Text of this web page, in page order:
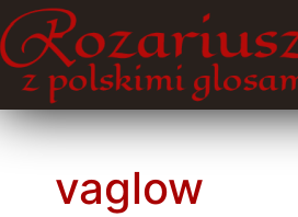
vaglow